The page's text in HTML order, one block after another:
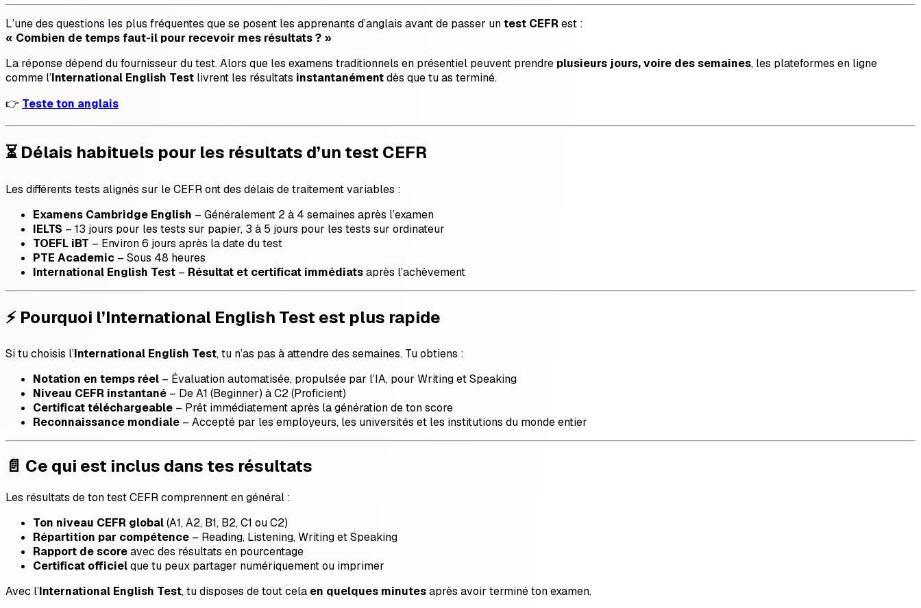
L’une des questions les plus fréquentes que se posent les apprenants d’anglais avant de passer untest CEFR est :
« Combien de temps faut-il pour recevoir mes résultats ? »
La réponse dépend du fournisseur du test. Alors que les examens traditionnels en présentiel peuvent prendre plusieurs jours, voire des semaines, les plateformes en ligne
comme l’International English Test livrent les résultats instantanémentdès que tu as terminé.
👉 Teste ton anglais
⏳ Délais habituels pour les résultats d’un test CEFR
Les différents tests alignés sur le CEFR ont des délais de traitement variables :
Examens Cambridge English – Généralement 2 à 4 semaines après l’examen
IELTS – 13 jours pour les tests sur papier, 3 à 5 jours pour les tests sur ordinateur
TOEFL iBT – Environ 6 jours après la date du test
PTE Academic – Sous 48 heures
International English Test – Résultat et certificat immédiatsaprès l’achèvement
⚡ Pourquoi l’International English Test est plus rapide
Si tu choisis l’International English Test, tu n’as pas à attendre des semaines. Tu obtiens :
Notation en temps réel – Évaluation automatisée, propulsée par l’IA, pour Writing et Speaking
Niveau CEFR instantané – De A1 (Beginner) à C2 (Proficient)
Certificat téléchargeable – Prêt immédiatement après la génération de ton score
Reconnaissance mondiale – Accepté par les employeurs, les universités et les institutions du monde entier
📄 Ce qui est inclus dans tes résultats
Les résultats de ton test CEFR comprennent en général :
Ton niveau CEFR global(A1, A2, B1, B2, C1 ou C2)
Répartition par compétence – Reading, Listening, Writing et Speaking
Rapport de scoreavec des résultats en pourcentage
Certificat officielque tu peux partager numériquement ou imprimer
Avec l’International English Test, tu disposes de tout cela en quelques minutesaprès avoir terminé ton examen.